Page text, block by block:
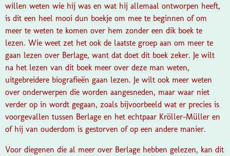
willen weten wie hij was en wat hij allemaal ontworpen heeft,
is dit een heel mooi dun boekje om mee te beginnen of om
meer te weten te komen over hem zonder een dik boek te
lezen. Wie weet zet het ook de laatste groep aan om meer te
gaan lezen over Berlage, want dat doet dit boek zeker. Je wilt
na het lezen van dit boek meer over deze man weten,
uitgebreidere biografieën gaan lezen. Je wilt ook meer weten
over onderwerpen die worden aangesneden, maar waar niet
verder op in wordt gegaan, zoals bijvoorbeeld wat er precies is
voorgevallen tussen Berlage en het echtpaar Kröller-Müller en
of hij van ouderdom is gestorven of op een andere manier.
Voor diegenen die al meer over Berlage hebben gelezen, kan dit